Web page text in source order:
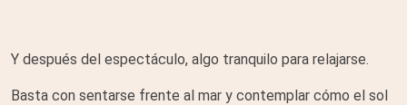
Y después del espectáculo, algo tranquilo para relajarse.
Basta con sentarse frente al mar y contemplar cómo el sol